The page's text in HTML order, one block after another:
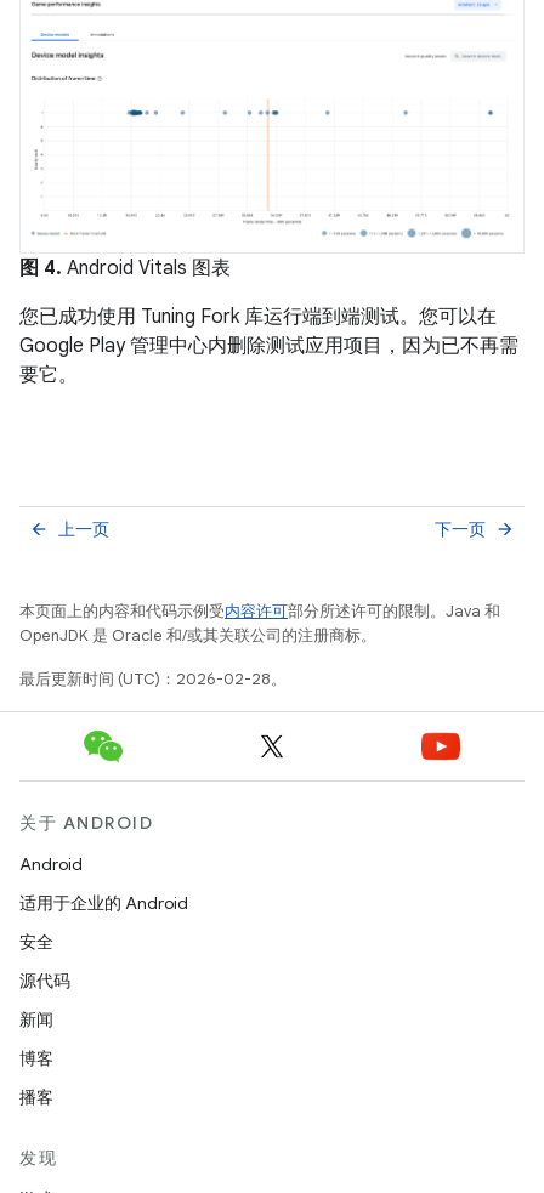
图 4. Android Vitals 图表
您已成功使用 Tuning Fork 库运行端到端测试。您可以在
Google Play 管理中心内删除测试应用项目，因为已不再需
要它。
上一页
arrow_back 下一页 arrow_forward
本页面上的内容和代码示例受内容许可部分所述许可的限制。Java 和
OpenJDK 是 Oracle 和/或其关联公司的注册商标。
最后更新时间 (UTC)：2026-02-28。
关于 ANDROID
Android
适用于企业的 Android
安全
源代码
新闻
博客
播客
发现